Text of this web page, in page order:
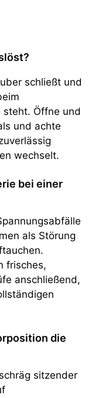
schließt und
steht. Öffne und
und achte
wechselt.
bei einer
als Störung
frisches,
anschließend,
die
sitzender